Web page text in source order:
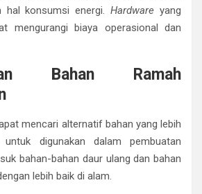
hal konsumsi energi.Hardware yang
mengurangi biaya operasional dan
Bahan Ramah
mencari alternatif bahan yang lebih
untuk digunakan dalam pembuatan
bahan-bahan daur ulang dan bahan
lebih baik di alam.